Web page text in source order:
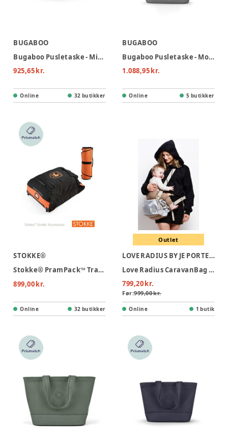
BUGABOO
Bugaboo Pusletaske - Midnight Black
925,65 kr.
Online 32 butikker
BUGABOO
Bugaboo Pusletaske - Moon Grey
1.088,95 kr.
Online 5 butikker
STOKKE®
Stokke® PramPack™ Transporttaske
899,00 kr.
Online 32 butikker
Outlet
LOVE RADIUS BY JE PORTE MON BEBÉ
Love Radius CaravanBag - Grey
799,20 kr.
Før:999,00 kr.
Online 1 butik